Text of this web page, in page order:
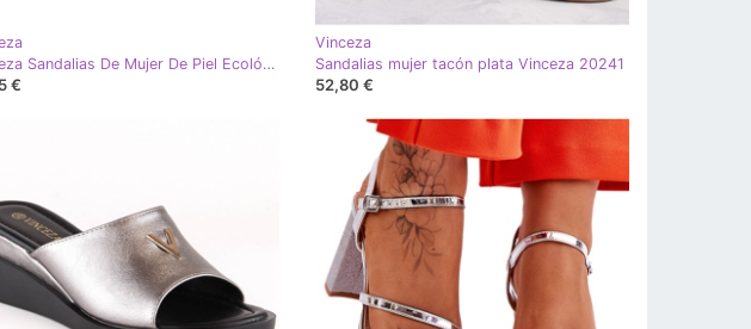
Vinceza Sandalias De Mujer De Piel Ecológica Con Tacón Alto Y Adornos Narhi Plateados plata
€
Vinceza
Sandalias mujer tacón plata Vinceza 20241
52,80 €